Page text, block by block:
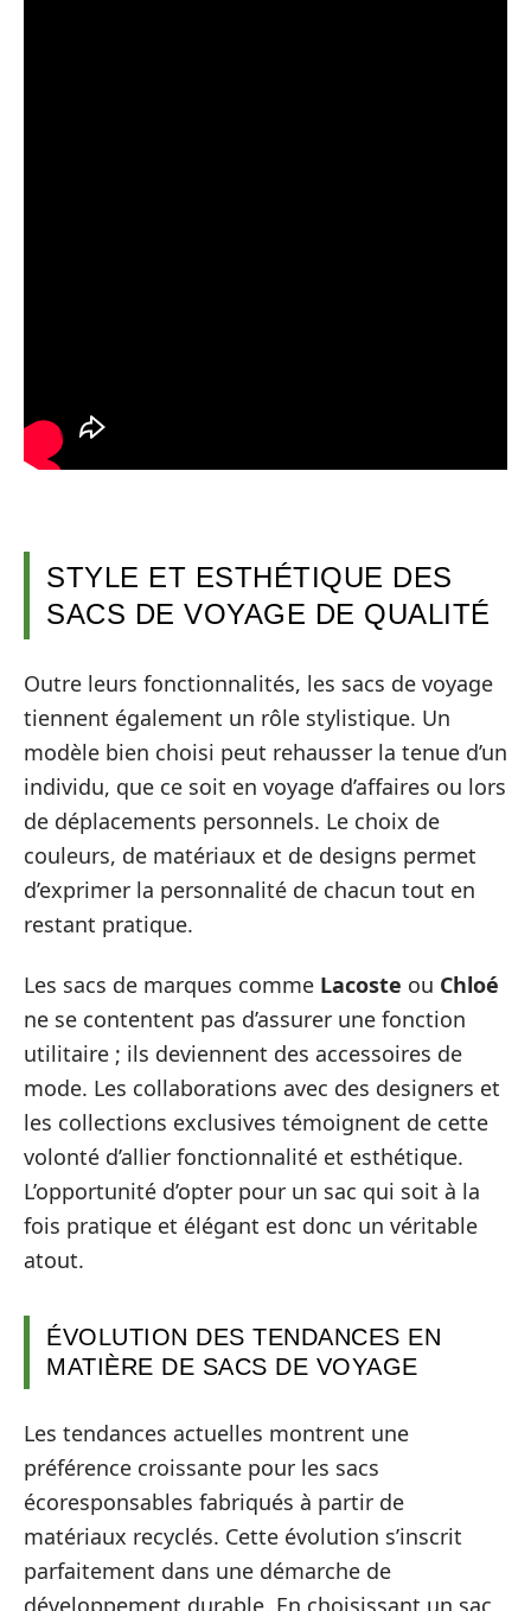
STYLE ET ESTHÉTIQUE DES
SACS DE VOYAGE DE QUALITÉ
Outre leurs fonctionnalités, les sacs de voyage
tiennent également un rôle stylistique. Un
modèle bien choisi peut rehausser la tenue d’un
individu, que ce soit en voyage d’affaires ou lors
de déplacements personnels. Le choix de
couleurs, de matériaux et de designs permet
d’exprimer la personnalité de chacun tout en
restant pratique.
Les sacs de marques comme Lacoste ou Chloé
ne se contentent pas d’assurer une fonction
utilitaire ; ils deviennent des accessoires de
mode. Les collaborations avec des designers et
les collections exclusives témoignent de cette
volonté d’allier fonctionnalité et esthétique.
L’opportunité d’opter pour un sac qui soit à la
fois pratique et élégant est donc un véritable
atout.
ÉVOLUTION DES TENDANCES EN
MATIÈRE DE SACS DE VOYAGE
Les tendances actuelles montrent une
préférence croissante pour les sacs
écoresponsables fabriqués à partir de
matériaux recyclés. Cette évolution s’inscrit
parfaitement dans une démarche de
développement durable. En choisissant un sac